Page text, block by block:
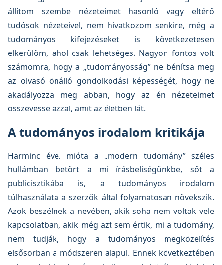
állítom szembe nézeteimet hasonló vagy eltérő
tudósok nézeteivel, nem hivatkozom senkire, még a
tudományos kifejezéseket is következetesen
elkerülöm, ahol csak lehetséges. Nagyon fontos volt
számomra, hogy a „tudományosság” ne bénítsa meg
az olvasó önálló gondolkodási képességét, hogy ne
akadályozza meg abban, hogy az én nézeteimet
összevesse azzal, amit az életben lát.
A tudományos irodalom kritikája
Harminc éve, mióta a „modern tudomány” széles
hullámban betört a mi írásbeliségünkbe, sőt a
publicisztikába is, a tudományos irodalom
túlhasználata a szerzők által folyamatosan növekszik.
Azok beszélnek a nevében, akik soha nem voltak vele
kapcsolatban, akik még azt sem értik, mi a tudomány,
nem tudják, hogy a tudományos megközelítés
elsősorban a módszeren alapul. Ennek következtében